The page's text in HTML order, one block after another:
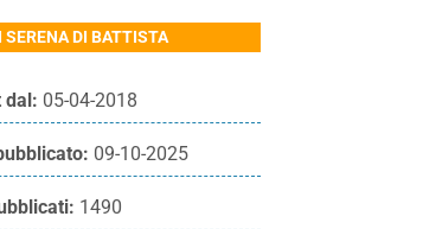
SERENA DI BATTISTA
dal: 05-04-2018
09-10-2025
1490